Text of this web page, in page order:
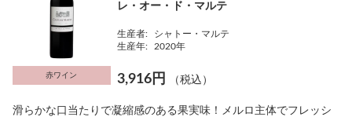
赤ワイン
レ・オー・ド・マルテ
生産者:
シャトー・マルテ
生産年:
2020年
3,916円 （税込）
滑らかな口当たりで凝縮感のある果実味！メルロ主体でフレッシ